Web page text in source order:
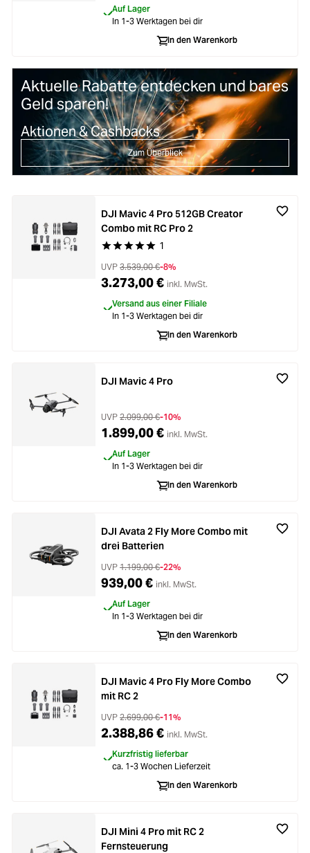
Auf Lager
In 1-3 Werktagen bei dir
In den Warenkorb
Aktuelle Rabatte entdecken und bares
Geld sparen!
Aktionen & Cashbacks
Zum Überblick
Durchschnittliche Bewertung von 5 von 5
1
DJI Mavic 4 Pro 512GB Creator
Combo mit RC Pro 2
UVP 3.539,00 €-8%
3.273,00 € inkl. MwSt.
Versand aus einer Filiale
In 1-3 Werktagen bei dir
In den Warenkorb
DJI Mavic 4 Pro
UVP 2.099,00 €-10%
1.899,00 € inkl. MwSt.
Auf Lager
In 1-3 Werktagen bei dir
In den Warenkorb
DJI Avata 2 Fly More Combo mit
drei Batterien
UVP 1.199,00 €-22%
939,00 € inkl. MwSt.
Auf Lager
In 1-3 Werktagen bei dir
In den Warenkorb
DJI Mavic 4 Pro Fly More Combo
mit RC 2
UVP 2.699,00 €-11%
2.388,86 € inkl. MwSt.
Kurzfristig lieferbar
ca. 1-3 Wochen Lieferzeit
In den Warenkorb
DJI Mini 4 Pro mit RC 2
Fernsteuerung